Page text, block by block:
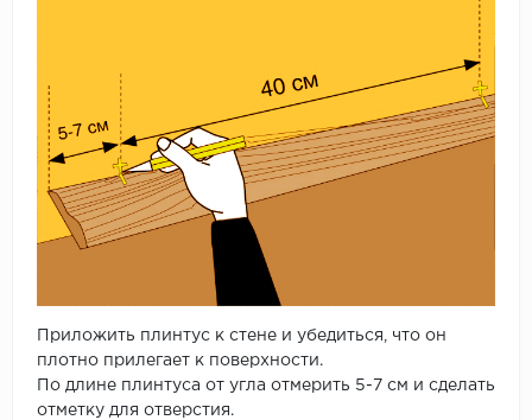
Приложить плинтус к стене и убедиться, что он
плотно прилегает к поверхности.
По длине плинтуса от угла отмерить 5-7 см и сделать
отметку для отверстия.